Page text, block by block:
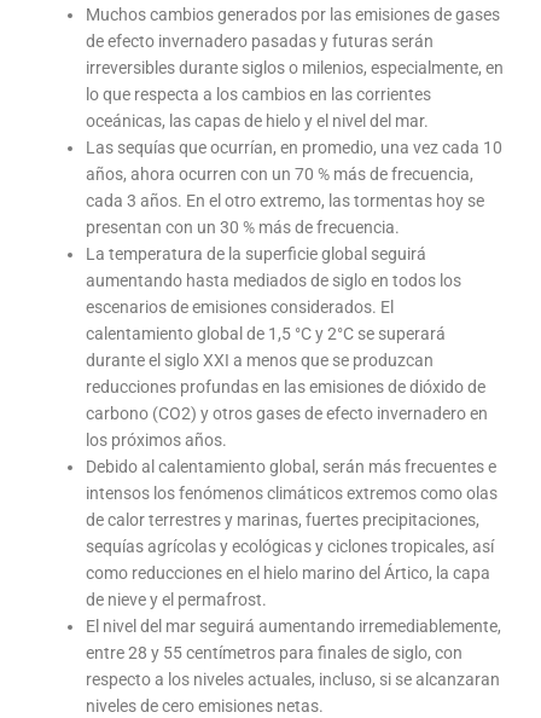
Muchos cambios generados por las emisiones de gases
de efecto invernadero pasadas y futuras serán
irreversibles durante siglos o milenios, especialmente, en
lo que respecta a los cambios en las corrientes
oceánicas, las capas de hielo y el nivel del mar.
Las sequías que ocurrían, en promedio, una vez cada 10
años, ahora ocurren con un 70 % más de frecuencia,
cada 3 años. En el otro extremo, las tormentas hoy se
presentan con un 30 % más de frecuencia.
La temperatura de la superficie global seguirá
aumentando hasta mediados de siglo en todos los
escenarios de emisiones considerados. El
calentamiento global de 1,5 °C y 2°C se superará
durante el siglo XXI a menos que se produzcan
reducciones profundas en las emisiones de dióxido de
carbono (CO2) y otros gases de efecto invernadero en
los próximos años.
Debido al calentamiento global, serán más frecuentes e
intensos los fenómenos climáticos extremos como olas
de calor terrestres y marinas, fuertes precipitaciones,
sequías agrícolas y ecológicas y ciclones tropicales, así
como reducciones en el hielo marino del Ártico, la capa
de nieve y el permafrost.
El nivel del mar seguirá aumentando irremediablemente,
entre 28 y 55 centímetros para finales de siglo, con
respecto a los niveles actuales, incluso, si se alcanzaran
niveles de cero emisiones netas.